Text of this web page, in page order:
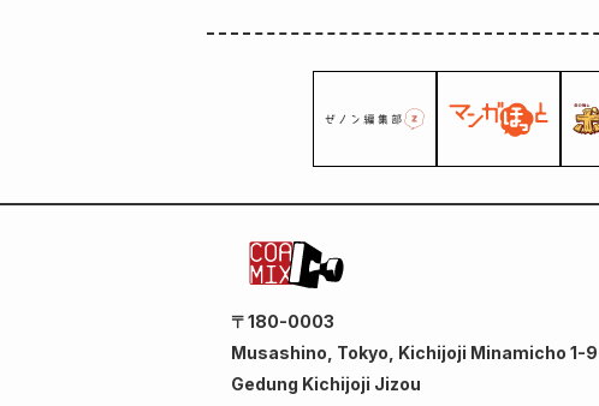
〒180-0003
Musashino, Tokyo, Kichijoji Minamicho 1-
Gedung Kichijoji Jizou